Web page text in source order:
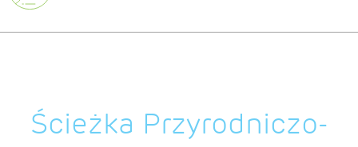
Ścieżka Przyrodniczo-